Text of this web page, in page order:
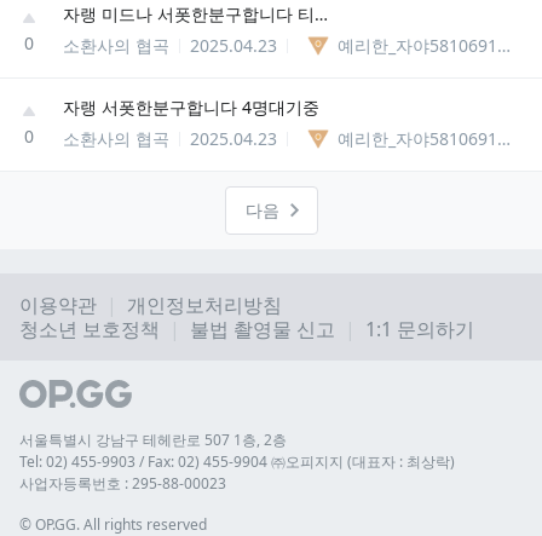
0
자랭 미드나 서폿한분구합니다 티어상관x
소환사의 협곡
2025.04.23 예리한_자야58106913269545
0
자랭 서폿한분구합니다 4명대기중
소환사의 협곡
2025.04.23 예리한_자야58106913269545
다음
이용약관
개인정보처리방침
청소년 보호정책
불법 촬영물 신고 1:1 문의하기
서울특별시 강남구 테헤란로 507 1층, 2층
Tel: 02) 455-9903 / Fax: 02) 455-9904 ㈜오피지지 (대표자 : 최상락)
사업자등록번호 : 295-88-00023
© OP.GG. All rights reserved